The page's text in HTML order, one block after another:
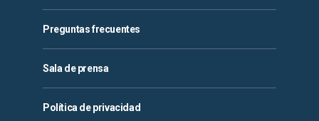
Preguntas frecuentes
Sala de prensa
Política de privacidad